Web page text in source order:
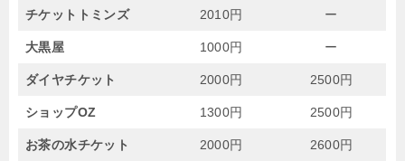
チケットトミンズ 2010円 ー
大黒屋 1000円 ー
ダイヤチケット 2000円 2500円
ショップOZ 1300円 2500円
お茶の水チケット 2000円 2600円